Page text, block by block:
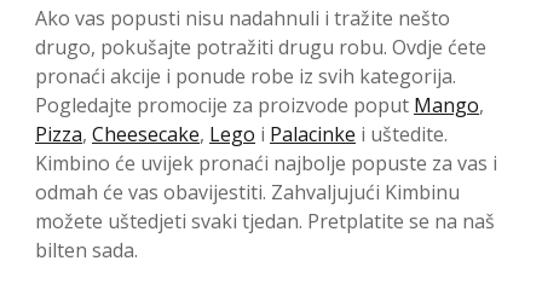
Ako vas popusti nisu nadahnuli i tražite nešto
drugo, pokušajte potražiti drugu robu. Ovdje ćete
pronaći akcije i ponude robe iz svih kategorija.
Pogledajte promocije za proizvode poput Mango,
Pizza, Cheesecake, Lego i Palacinke i uštedite.
Kimbino će uvijek pronaći najbolje popuste za vas i
odmah će vas obavijestiti. Zahvaljujući Kimbinu
možete uštedjeti svaki tjedan. Pretplatite se na naš
bilten sada.